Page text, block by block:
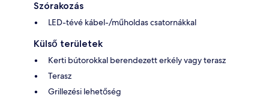
Szórakozás
LED-tévé kábel-/műholdas csatornákkal
Külső területek
Kerti bútorokkal berendezett erkély vagy terasz
Terasz
Grillezési lehetőség